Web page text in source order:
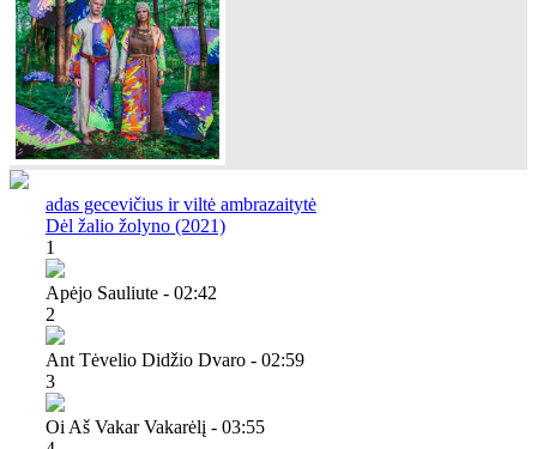
adas gecevičius ir viltė ambrazaitytė
Dėl žalio žolyno (2021)
1
Apėjo Sauliute - 02:42
2
Ant Tėvelio Didžio Dvaro - 02:59
3
Oi Aš Vakar Vakarėlį - 03:55